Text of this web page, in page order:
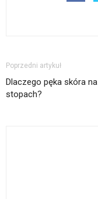
Poprzedni artykuł
Dlaczego pęka skóra na
stopach?